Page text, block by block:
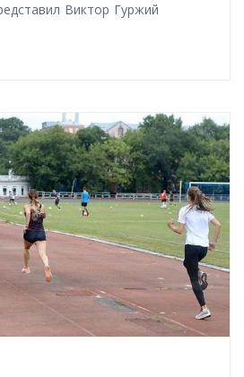
Виктор Гуржий